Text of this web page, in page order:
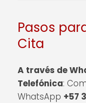
Pasos
Cita
A través de
Telefónica:
WhatsApp +57